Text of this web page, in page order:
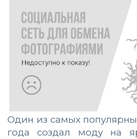
Один из самых
года создал моду на